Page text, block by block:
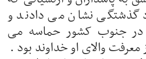
گذشتگی نشان می دادند و
در جنوب کشور حماسه می
معرفت والای او خداوند بود .